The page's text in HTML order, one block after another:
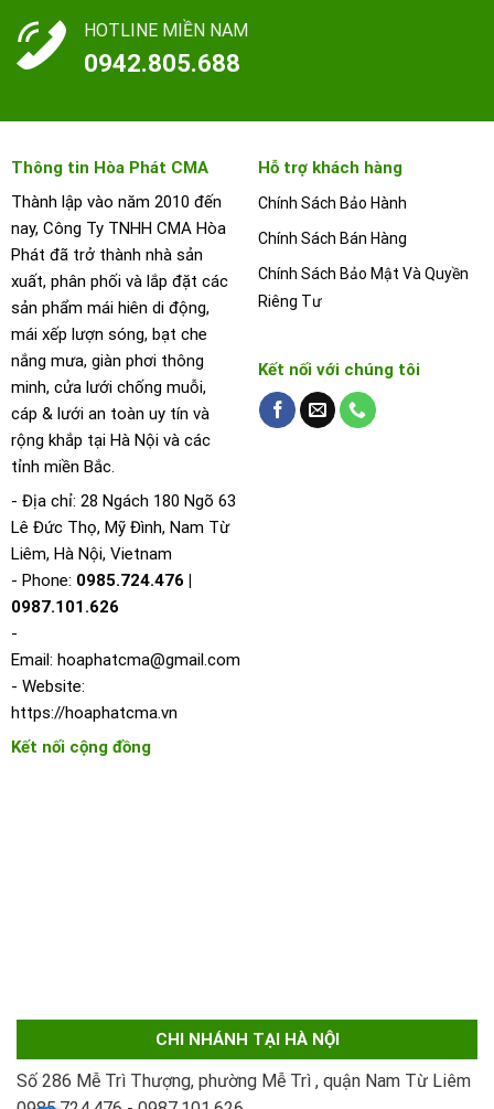
HOTLINE MIỀN NAM
0942.805.688
Thông tin Hòa Phát CMA
Thành lập vào năm 2010 đến
nay, Công Ty TNHH CMA Hòa
Phát đã trở thành nhà sản
xuất, phân phối và lắp đặt các
sản phẩm mái hiên di động,
mái xếp lượn sóng, bạt che
nắng mưa, giàn phơi thông
minh, cửa lưới chống muỗi,
cáp & lưới an toàn uy tín và
rộng khắp tại Hà Nội và các
tỉnh miền Bắc.
- Địa chỉ: 28 Ngách 180 Ngõ 63
Lê Đức Thọ, Mỹ Đình, Nam Từ
Liêm, Hà Nội, Vietnam
- Phone: 0985.724.476 |
0987.101.626
-
Email: hoaphatcma@gmail.com
- Website:
https://hoaphatcma.vn
Hỗ trợ khách hàng
Chính Sách Bảo Hành
Chính Sách Bán Hàng
Chính Sách Bảo Mật Và Quyền
Riêng Tư
Kết nối với chúng tôi
Kết nối cộng đồng
CHI NHÁNH TẠI HÀ NỘI
Số 286 Mễ Trì Thượng, phường Mễ Trì , quận Nam Từ Liêm